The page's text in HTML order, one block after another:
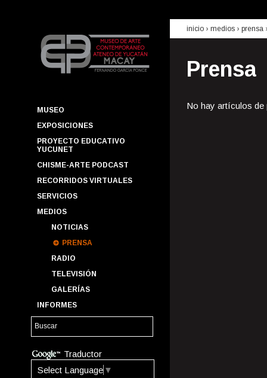
MUSEO
EXPOSICIONES
PROYECTO EDUCATIVO
YUCUNET
CHISME-ARTE PODCAST
RECORRIDOS VIRTUALES
SERVICIOS
MEDIOS
NOTICIAS
PRENSA
RADIO
TELEVISIÓN
GALERÍAS
INFORMES
Traductor
Select Language ▼
inicio › medios › prensa
Prensa
No hay artículos de